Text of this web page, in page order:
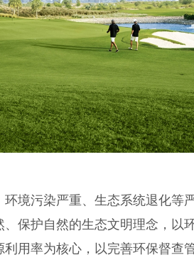
环境污染严重、生态系统退化等
保护自然的生态文明理念，以
用率为核心，以完善环保督查